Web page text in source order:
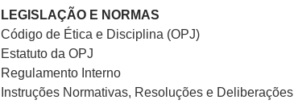
LEGISLAÇÃO E NORMAS
Código de Ética e Disciplina (OPJ)
Estatuto da OPJ
Regulamento Interno
Instruções Normativas, Resoluções e Deliberações